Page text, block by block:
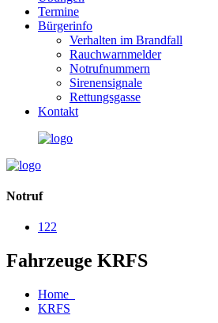
Termine
Bürgerinfo
Verhalten im Brandfall
Rauchwarnmelder
Notrufnummern
Sirenensignale
Rettungsgasse
Kontakt
Notruf
122
Fahrzeuge KRFS
Home
KRFS